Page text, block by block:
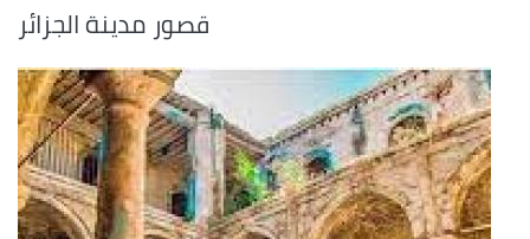
قصور مدينة الجزائر